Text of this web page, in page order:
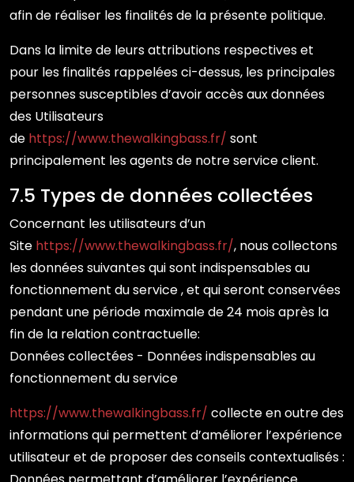
afin de réaliser les finalités de la présente politique.
Dans la limite de leurs attributions respectives et
pour les finalités rappelées ci-dessus, les principales
personnes susceptibles d’avoir accès aux données
des Utilisateurs
de https://www.thewalkingbass.fr/ sont
principalement les agents de notre service client.
7.5 Types de données collectées
Concernant les utilisateurs d’un
Site https://www.thewalkingbass.fr/, nous collectons
les données suivantes qui sont indispensables au
fonctionnement du service , et qui seront conservées
pendant une période maximale de 24 mois après la
fin de la relation contractuelle:
Données collectées - Données indispensables au
fonctionnement du service
https://www.thewalkingbass.fr/ collecte en outre des
informations qui permettent d’améliorer l’expérience
utilisateur et de proposer des conseils contextualisés :